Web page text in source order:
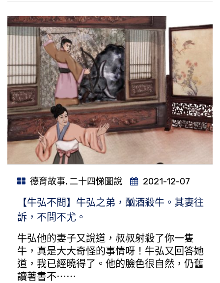
德育故事, 二十四悌圖說 2021-12-07
【牛弘不問】牛弘之弟，酗酒殺牛。其妻往
訴，不問不尤。
牛弘他的妻子又說道，叔叔射殺了你一隻
牛，真是大大奇怪的事情呀！牛弘又回答她
道，我已經曉得了。他的臉色很自然，仍舊
讀著書不⋯⋯